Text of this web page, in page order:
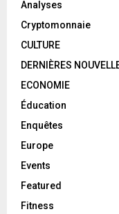
Analyses
Cryptomonnaie
CULTURE
DERNIÈRES
ECONOMIE
Éducation
Enquêtes
Europe
Events
Featured
Fitness